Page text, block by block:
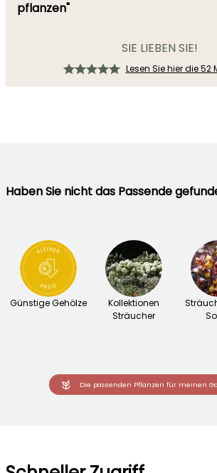
pflanzen"
SIE LIEBEN SIE!
Lesen Sie hier die 52
Haben Sie nicht das Passende
Günstige Gehölze
Kollektionen
Sträucher
Die passenden Pflanzen für meinen